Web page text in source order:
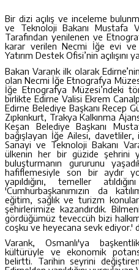
Bir dizi açılış ve inceleme
ve Teknoloji Bakanı Mustafa
Tarafından yenilenen ve
karar verilen Necmi İğe evi ve
Yatırım Destek Ofisi’nin açılışını
Bakan Varank ilk olarak
olan Necmi İğe Etnografya
İğe Etnografya Müzesi’ndeki
birlikte Edirne Valisi Ekrem
Edirne Belediye Başkanı Recep
Zıpkınkurt, Trakya Kalkınma
Keşan Belediye Başkanı
bağışlayan İğe Ailesi, davetliler,
Sanayi ve Teknoloji Bakanı
ülkenin her bir güzide şehrini
buluşturmanın gururunu
hafiflemesiyle son bir aydır
yapıldığını, temeller
'Cumhurbaşkanımızın da
eğitim, sağlık ve turizm
şehirlerimize kazandırdık.
gördüğümüz teveccüh bizi
coşku ve heyecana sevk ediyor.'
Varank, Osmanlı'ya
kültürüyle ve ekonomik
belirtti. Tarihin seyrini